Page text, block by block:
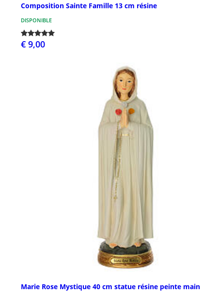
Composition Sainte Famille 13 cm résine
DISPONIBLE
€ 9,00
Marie Rose Mystique 40 cm statue résine peinte main